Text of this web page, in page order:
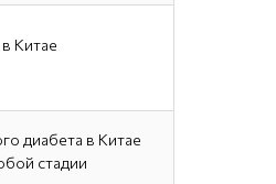
Китае
диабета в Китае
стадии